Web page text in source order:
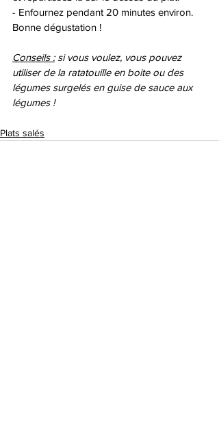
- Enfournez pendant 20 minutes environ.
Bonne dégustation !
Conseils : si vous voulez, vous pouvez
utiliser de la ratatouille en boite ou des
légumes surgelés en guise de sauce aux
légumes !
Plats salés